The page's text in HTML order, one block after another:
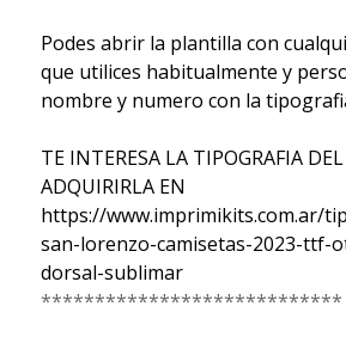
Podes abrir la plantilla con
que utilices habitualmente y
nombre y numero con la
TE INTERESA LA TIPOGRAFIA
ADQUIRIRLA EN
https://www.imprimikits.com.ar/
san-lorenzo-camisetas-2023-ttf-
dorsal-sublimar
****************************